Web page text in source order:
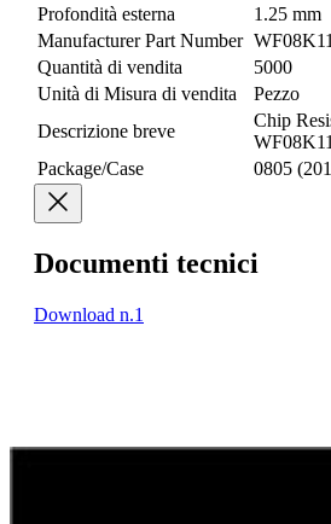
Profondità esterna
1.25 mm
Manufacturer Part Number
Quantità di vendita
5000
Unità di Misura di vendita
Pezzo
Descrizione breve
Chip
Package/Case
0805
Documenti tecnici
Download n.1